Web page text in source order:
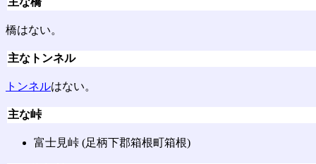
橋はない。
主なトンネル
トンネルはない。
主な峠
富士見峠 (足柄下郡箱根町箱根)